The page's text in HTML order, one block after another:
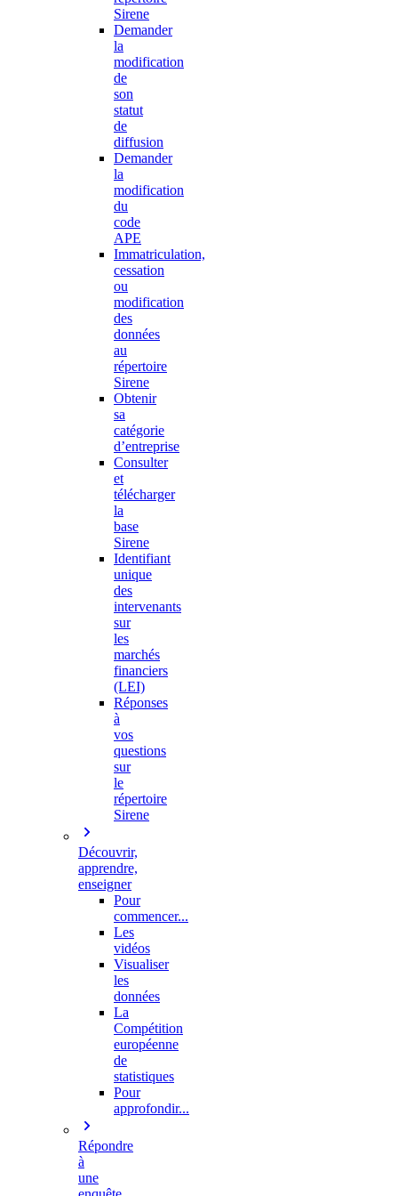
Sirene
Demander
la
modification
de
son
statut
de
diffusion
Demander
la
modification
du
code
APE
Immatriculation,
cessation
ou
modification
des
données
au
répertoire
Sirene
Obtenir
sa
catégorie
d’entreprise
Consulter
et
télécharger
la
base
Sirene
Identifiant
unique
des
intervenants
sur
les
marchés
financiers
(LEI)
Réponses
à
vos
questions
sur
le
répertoire
Sirene
Découvrir,
apprendre,
enseigner
Pour
commencer...
Les
vidéos
Visualiser
les
données
La
Compétition
européenne
de
statistiques
Pour
approfondir...
Répondre
à
une